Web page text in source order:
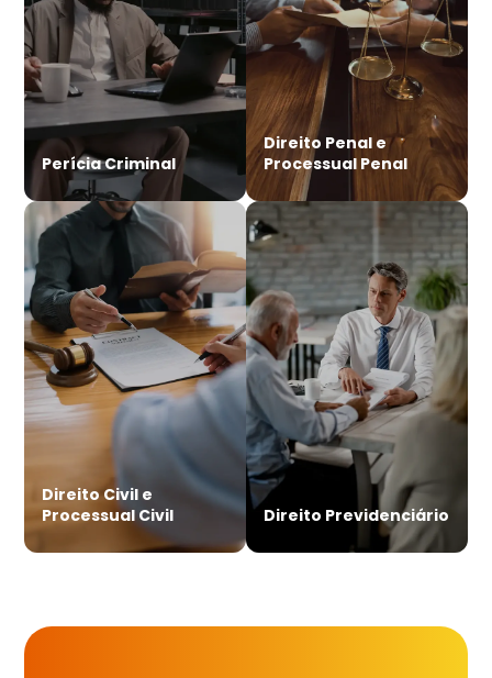
Perícia Criminal
Direito Penal e
Processual Penal
Direito Civil e
Processual Civil
Direito Previdenciário